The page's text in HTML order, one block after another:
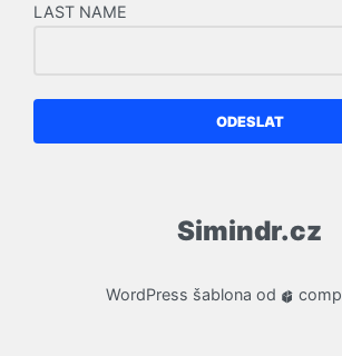
Simindr.cz
WordPress šablona od
LAST NAME
ODESLAT